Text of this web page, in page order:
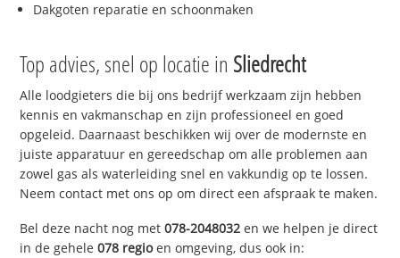
Dakgoten reparatie en schoonmaken
Top advies, snel op locatie in Sliedrecht
Alle loodgieters die bij ons bedrijf werkzaam zijn hebben
kennis en vakmanschap en zijn professioneel en goed
opgeleid. Daarnaast beschikken wij over de modernste en
juiste apparatuur en gereedschap om alle problemen aan
zowel gas als waterleiding snel en vakkundig op te lossen.
Neem contact met ons op om direct een afspraak te maken.
Bel deze nacht nog met078-2048032 en we helpen je direct
in de gehele078 regioen omgeving, dus ook in: